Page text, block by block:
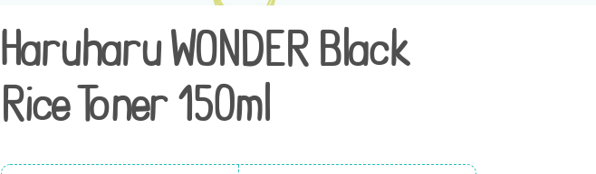
Haruharu WONDER Black
Rice Toner 150ml